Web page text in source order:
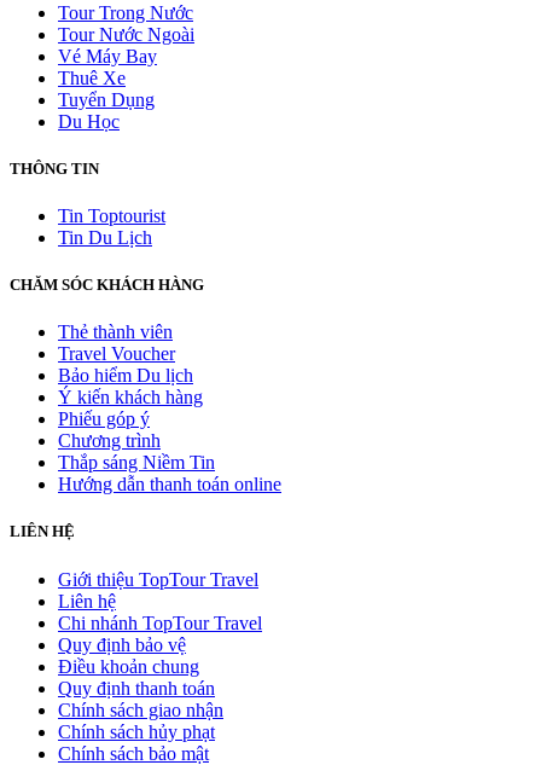
Tour Trong Nước
Tour Nước Ngoài
Vé Máy Bay
Thuê Xe
Tuyển Dụng
Du Học
THÔNG TIN
Tin Toptourist
Tin Du Lịch
CHĂM SÓC KHÁCH HÀNG
Thẻ thành viên
Travel Voucher
Bảo hiểm Du lịch
Ý kiến khách hàng
Phiếu góp ý
Chương trình
Thắp sáng Niềm Tin
Hướng dẫn thanh toán online
LIÊN HỆ
Giới thiệu TopTour Travel
Liên hệ
Chi nhánh TopTour Travel
Quy định bảo vệ
Điều khoản chung
Quy định thanh toán
Chính sách giao nhận
Chính sách hủy phạt
Chính sách bảo mật